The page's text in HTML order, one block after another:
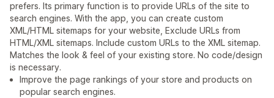
prefers. Its primary function is to provide URLs of the site to
search engines. With the app, you can create custom
XML/HTML sitemaps for your website, Exclude URLs from
HTML/XML sitemaps. Include custom URLs to the XML sitemap.
Matches the look & feel of your existing store. No code/design
is necessary.
Improve the page rankings of your store and products on
popular search engines.